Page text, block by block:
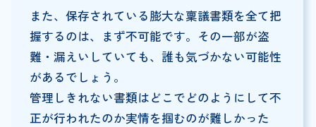
また、保存されている膨大な稟議書類を全て把
握するのは、まず不可能です。その一部が盗
難・漏えいしていても、誰も気づかない可能性
があるでしょう。
管理しきれない書類はどこでどのようにして不
正が行われたのか実情を掴むのが難しかった